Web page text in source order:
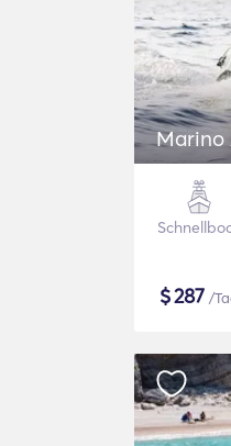
Marino
$287 /